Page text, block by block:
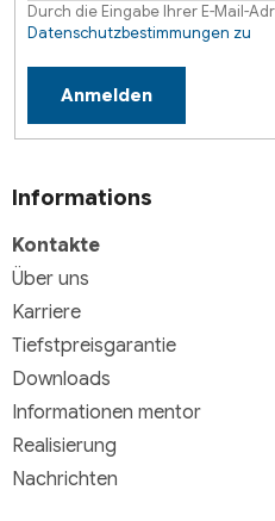
Durch die Eingabe Ihrer E-Mail-
Datenschutzbestimmungen zu
Anmelden
Informations
Kontakte
Über uns
Karriere
Tiefstpreisgarantie
Downloads
Informationen mentor
Realisierung
Nachrichten